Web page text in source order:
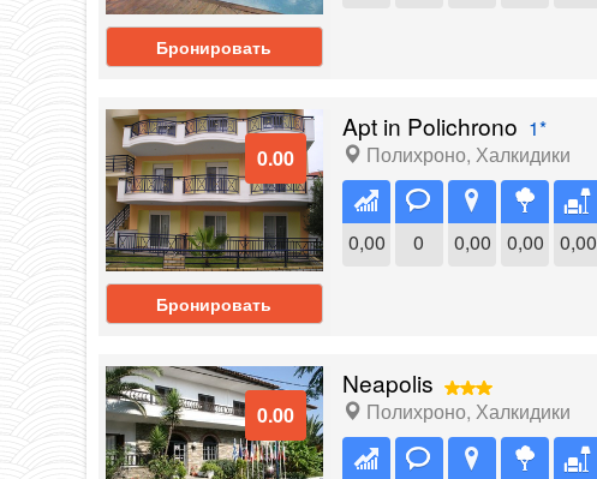
Бронировать
0.00
Бронировать
Apt in Polichrono 1*
Полихроно, Халкидики
0,00 0 0,00 0,00 0,00
0.00
Neapolis
Полихроно, Халкидики